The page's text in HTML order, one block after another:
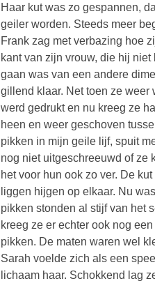
Haar kut was zo gespannen,
geiler worden. Steeds meer
Frank zag met verbazing hoe
kant van zijn vrouw, die hij
gaan was van een andere
gillend klaar. Net toen ze
werd gedrukt en nu kreeg ze
heen en weer geschoven
pikken in mijn geile lijf, spuit
nog niet uitgeschreeuwd of ze
het voor hun ook zo ver. De
liggen hijgen op elkaar. Nu
pikken stonden al stijf van het
kreeg ze er echter ook nog
pikken. De maten waren wel
Sarah voelde zich als een
lichaam haar. Schokkend lag